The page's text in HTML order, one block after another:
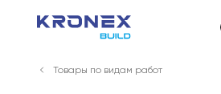
Товары по видам работ